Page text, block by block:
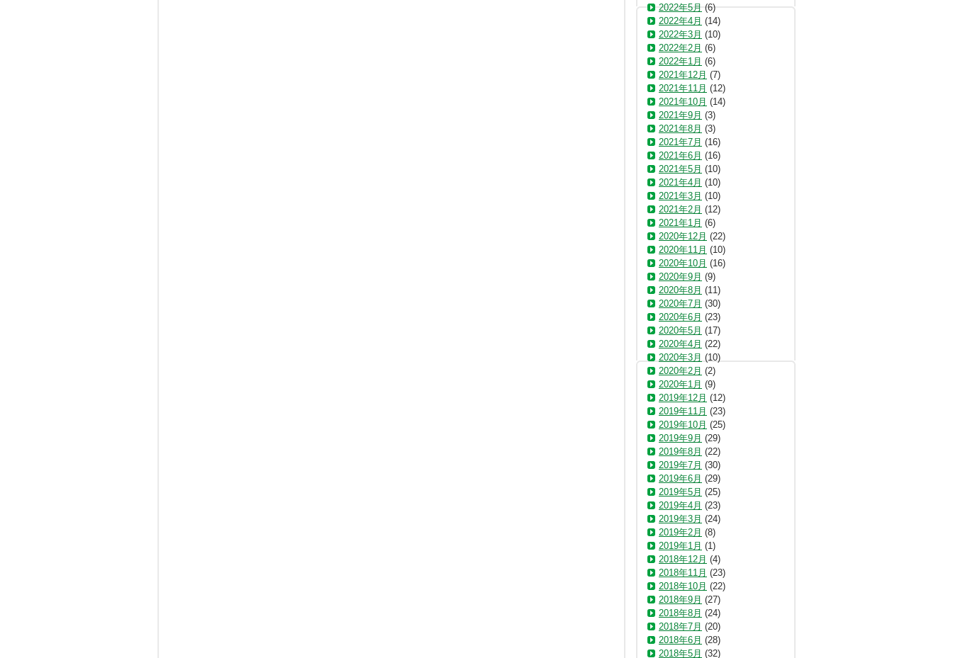
2022年5月 (6)
2022年4月 (14)
2022年3月 (10)
2022年2月 (6)
2022年1月 (6)
2021年12月 (7)
2021年11月 (12)
2021年10月 (14)
2021年9月 (3)
2021年8月 (3)
2021年7月 (16)
2021年6月 (16)
2021年5月 (10)
2021年4月 (10)
2021年3月 (10)
2021年2月 (12)
2021年1月 (6)
2020年12月 (22)
2020年11月 (10)
2020年10月 (16)
2020年9月 (9)
2020年8月 (11)
2020年7月 (30)
2020年6月 (23)
2020年5月 (17)
2020年4月 (22)
2020年3月 (10)
2020年2月 (2)
2020年1月 (9)
2019年12月 (12)
2019年11月 (23)
2019年10月 (25)
2019年9月 (29)
2019年8月 (22)
2019年7月 (30)
2019年6月 (29)
2019年5月 (25)
2019年4月 (23)
2019年3月 (24)
2019年2月 (8)
2019年1月 (1)
2018年12月 (4)
2018年11月 (23)
2018年10月 (22)
2018年9月 (27)
2018年8月 (24)
2018年7月 (20)
2018年6月 (28)
2018年5月 (32)